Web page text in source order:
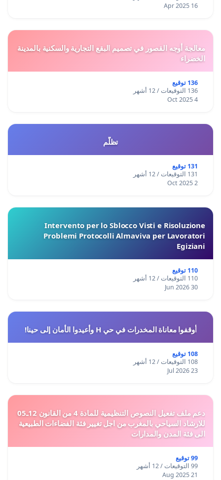
16 Apr 2025
معالجة أوجه القصور في تصميم البقع التجارية والسكنية بالمدينة
الخضراء
136 توقيع
136 التوقيعات / 12 أشهر
4 Oct 2025
تظلّم
131 توقيع
131 التوقيعات / 12 أشهر
2 Oct 2025
Intervento per lo Sblocco Visti e Risoluzione
Problemi Protocolli Almaviva per Lavoratori
Egiziani
110 توقيع
110 التوقيعات / 12 أشهر
30 Jun 2026
أوقفوا معاناة المخدرات في حي H وأعيدوا الأمان إلى حينا!
108 توقيع
108 التوقيعات / 12 أشهر
23 Jul 2026
دعم ملف تفعيل النصوص التنظيمية للمادة 4 من القانون 12ـ05
للارشاد السياحي بالمغرب من اجل تغيير فئة الفضاءات الطبيعية
الى فئة المدن والمدارات
99 توقيع
99 التوقيعات / 12 أشهر
21 Aug 2025